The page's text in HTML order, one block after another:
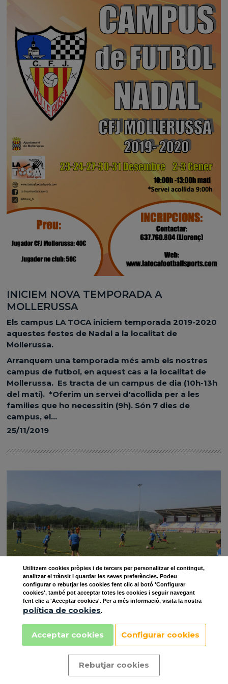
INICIEM NOVA TEMPORADA A
MOLLERUSSA
Els campus LA TOCA iniciem temporada 2019-2020
aquestes festes de Nadal a la localitat de
Mollerussa.
Arranquem una temporada més amb els nostres
campus de futbol, en aquest cas a la localitat de
Mollerussa. Es tracta de un campus de dia (10h-13h
del matí). *Oferim un servei d'acollida per a les
families que ho necessitin (9h). Són 7 dies de
campus, el...
25/11/2019
CAMPUS AL MES D'AGOST
Seguim amb els nostres campus durant el mes
d'Agost a les localitats de Mollerussa i Rialp.
Utilitzem cookiespròpies i de tercers per personalitzar el contingut,
analitzar el trànsit i guardar les seves preferències. Podeu
configurar o rebutjar les cookies fent clic al botó 'Configurar
cookies', també pot acceptar totes les cookies i seguir navegant
fent clic a 'Acceptar cookies'. Per a més informació, visita la nostra
política de cookies.
Acceptar cookies Configurar cookies
Rebutjar cookies